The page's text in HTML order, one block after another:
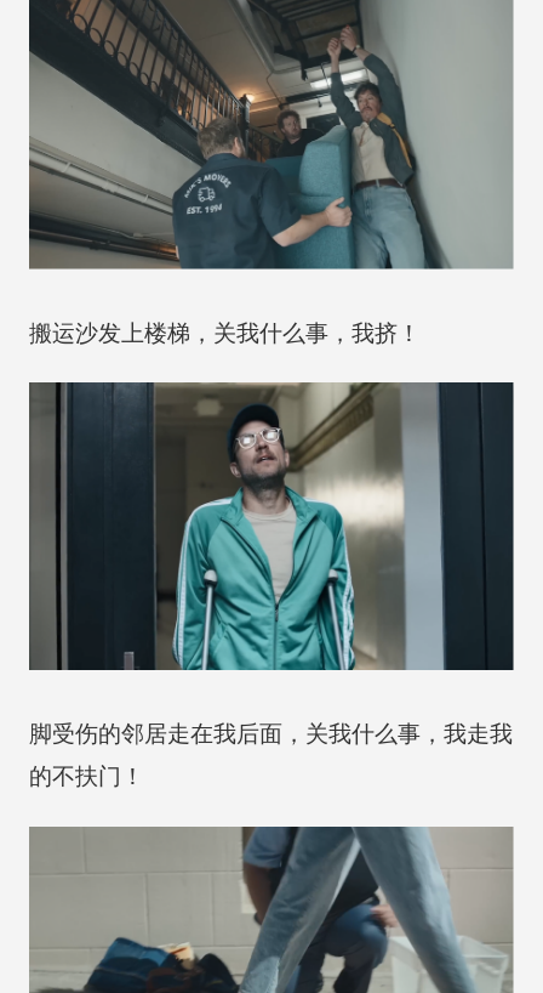
搬运沙发上楼梯，关我什么事，我挤！
脚受伤的邻居走在我后面，关我什么事，我走我
的不扶门！